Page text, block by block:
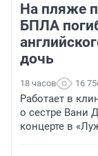
На пляже
БПЛА
дочь
18 часов 16
Работает в
о сестре Вани
концерте в